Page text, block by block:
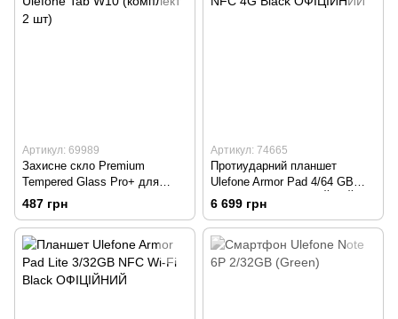
Артикул: 69989
Захисне скло Premium
Tempered Glass Pro+ для
Ulefone Tab W10 (комплект 2
487 грн
Артикул: 74665
Протиударний планшет
Ulefone Armor Pad 4/64 GB
NFC 4G Black ОФІЦІЙНИЙ
6 699 грн